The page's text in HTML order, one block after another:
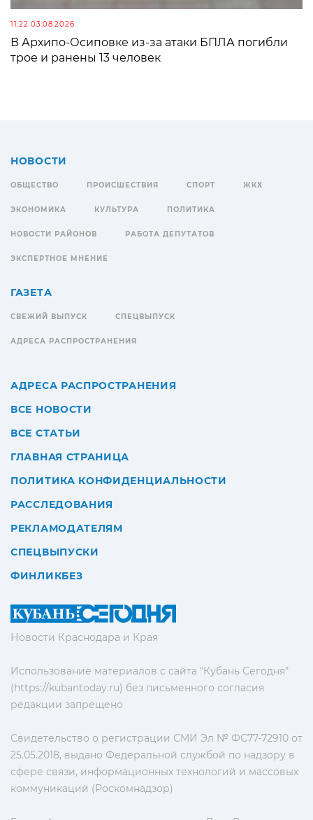
11:22 03.08.2026
В Архипо-Осиповке из-за атаки БПЛА погибли
трое и ранены 13 человек
Новости Краснодара и Края
Использование материалов с сайта "Кубань Сегодня"
(https://kubantoday.ru) без письменного согласия
редакции запрещено
Свидетельство о регистрации СМИ Эл № ФС77-72910 от
25.05.2018, выдано Федеральной службой по надзору в
сфере связи, информационных технологий и массовых
коммуникаций (Роскомнадзор)
НОВОСТИ
ОБЩЕСТВО ПРОИСШЕСТВИЯ СПОРТ ЖКХ
ЭКОНОМИКА КУЛЬТУРА ПОЛИТИКА
НОВОСТИ РАЙОНОВ РАБОТА ДЕПУТАТОВ
ЭКСПЕРТНОЕ МНЕНИЕ
ГАЗЕТА
СВЕЖИЙ ВЫПУСК СПЕЦВЫПУСК
АДРЕСА РАСПРОСТРАНЕНИЯ
АДРЕСА РАСПРОСТРАНЕНИЯ
ВСЕ НОВОСТИ
ВСЕ СТАТЬИ
ГЛАВНАЯ СТРАНИЦА
ПОЛИТИКА КОНФИДЕНЦИАЛЬНОСТИ
РАССЛЕДОВАНИЯ
РЕКЛАМОДАТЕЛЯМ
СПЕЦВЫПУСКИ
ФИНЛИКБЕЗ